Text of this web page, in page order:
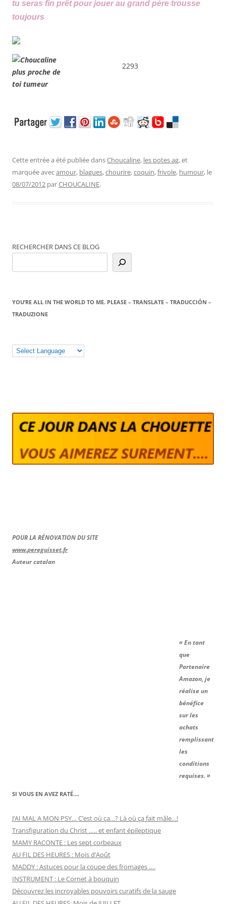
tu seras fin prêt pour jouer au grand père trousse
toujours
2293
Cette entrée a été publiée dansChoucaline, les potes ag, et
marquée avecamour, blagues,chourire,coquin,frivole, humour, le
08/07/2012 parCHOUCALINE.
RECHERCHER DANS CE BLOG
YOU’RE ALL IN THE WORLD TO ME. PLEASE – TRANSLATE – TRADUCCIÓN –
TRADUZIONE
POUR LA RÉNOVATION DU SITE
www.pereguisset.fr
Auteur catalan
« En tant
que
Partenaire
Amazon, je
réalise un
bénéfice
sur les
achats
remplissant
les
conditions
requises. »
SI VOUS EN AVEZ RATÉ….
J’AI MAL A MON PSY… C’est où ça…? Là où ça fait mâle…!
Transfiguration du Christ ….. et enfant épileptique
MAMY RACONTE : Les sept corbeaux
AU FIL DES HEURES : Mois d’Août
MADDY : Astuces pour la coupe des fromages ….
INSTRUMENT : Le Cornet à bouquin
Découvrez les incroyables pouvoirs curatifs de la sauge